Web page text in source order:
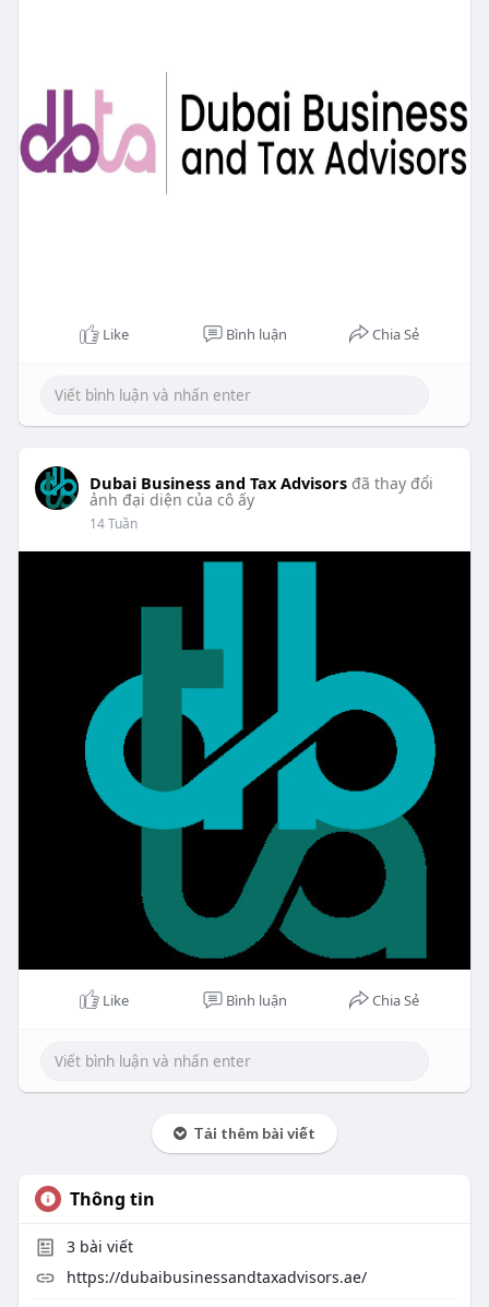
Like Bình luận Chia Sẻ
Dubai Business and Tax Advisors đã thay đổi
ảnh đại diện của cô ấy
14 Tuần
Like Bình luận Chia Sẻ
Tải thêm bài viết
Thông tin
3bài viết
https://dubaibusinessandtaxadvisors.ae/